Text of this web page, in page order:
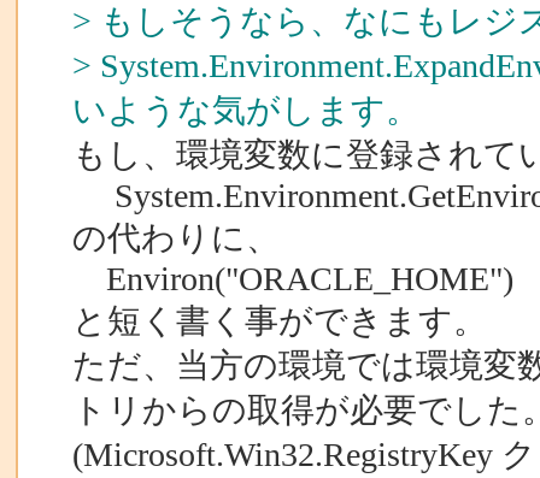
> もしそうなら、なにもレジ
>
いような気がします。
もし、環境変数に登録され
の代わりに、
Environ("ORACLE_HOME")
と短く書く事ができます。
ただ、当方の環境では環境変
トリからの取得が必要でした
(Microsoft.Win32.RegistryKey